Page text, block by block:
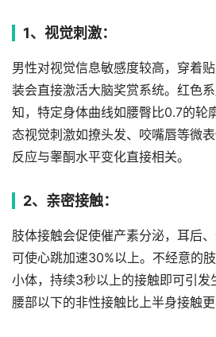
1、视觉刺激：
男性对视觉信息敏感度较高，穿着
装会直接激活大脑奖赏系统。红色
知，特定身体曲线如腰臀比0.7的轮
态视觉刺激如撩头发、咬嘴唇等微
反应与睾酮水平变化直接相关。
2、亲密接触：
肢体接触会促使催产素分泌，耳后
可使心跳加速30%以上。不经意的
小体，持续3秒以上的接触即可引发
腰部以下的非性接触比上半身接触更